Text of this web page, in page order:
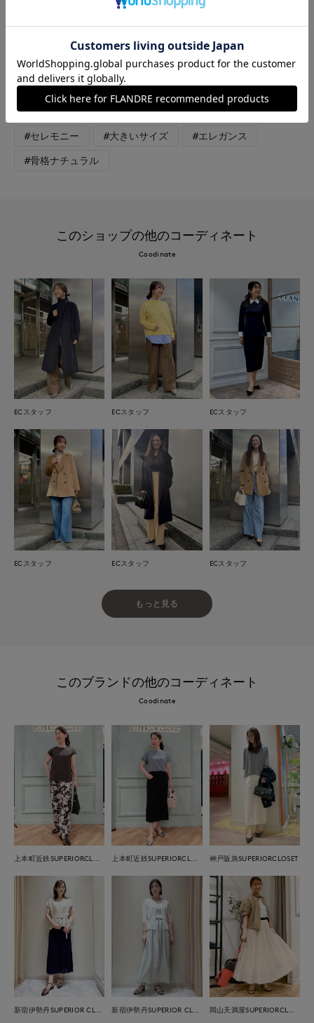
【着用カラー・サイズ】上下共にネイビー・9号 セレモニーやお
いるので、フィットしたシルエットでも着心地は快適です。座っ
ていても膝が隠れるスカート丈もポイント。1セットあるといざ
というときに便利なシリーズです。
#スカート #ブラウス #セットアップ
#セレモニー #大きいサイズ #エレガンス
#骨格ナチュラル
このショップの他のコーディネート
Coodinate
ECスタッフ ECスタッフ ECスタッフ
ECスタッフ ECスタッフ ECスタッフ
もっと見る
このブランドの他のコーディネート
Coodinate
神戸阪急SUPERIORCLOSET